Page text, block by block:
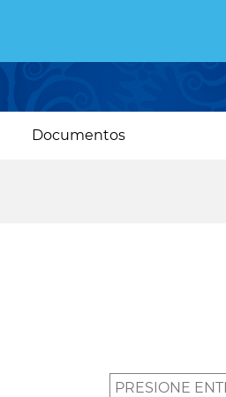
Documentos